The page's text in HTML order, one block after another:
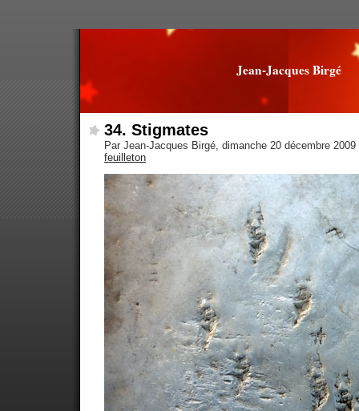
Jean-Jacques Birgé
34. Stigmates
Par Jean-Jacques Birgé, dimanche 20 décembre
feuilleton